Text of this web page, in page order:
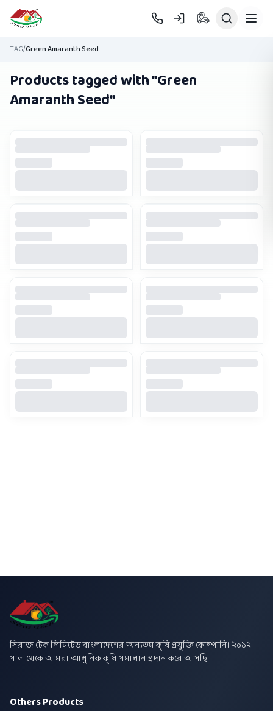
Skip to main content
TAG/Green Amaranth Seed
Products tagged with "Green
Amaranth Seed"
সিরাজ টেক লিমিটেড বাংলাদেশের অন্যতম কৃষি প্রযুক্তি কোম্পানি। ২০১২
সাল থেকে আমরা আধুনিক কৃষি সমাধান প্রদান করে আসছি।
Others Products